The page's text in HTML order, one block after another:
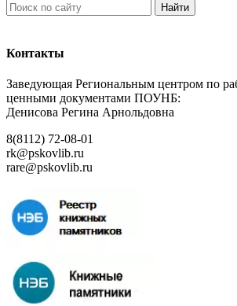
Найти
Контакты
Заведующая Региональным центром по
ценными документами ПОУНБ:
Денисова Регина Арнольдовна
8(8112) 72-08-01
rk@pskovlib.ru
rare@pskovlib.ru